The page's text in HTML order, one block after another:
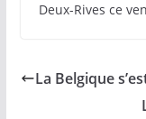
Deux-Rives ce
La Belgique